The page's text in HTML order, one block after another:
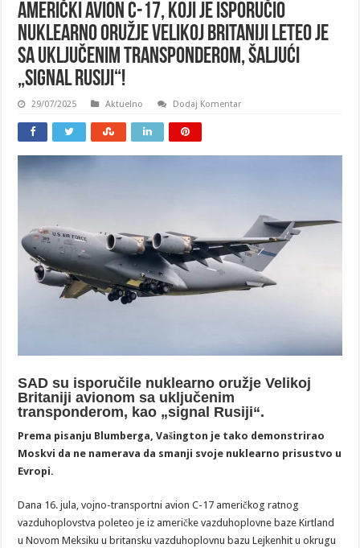
Američki avion C-17, koji je isporučio
nuklearno oružje Velikoj Britaniji leteo je
sa uključenim transponderom, šaljući
„signal Rusiji“!
29/07/2025 Aktuelno Dodaj Komentar
SAD su isporučile nuklearno oružje Velikoj
Britaniji avionom sa uključenim
transponderom, kao „signal Rusiji“.
Prema pisanju Blumberga, Vašington je tako demonstrirao
Moskvi da ne namerava da smanji svoje nuklearno prisustvo u
Evropi.
Dana 16. jula, vojno-transportni avion C-17 američkog ratnog
vazduhoplovstva poleteo je iz američke vazduhoplovne baze Kirtland
u Novom Meksiku u britansku vazduhoplovnu bazu Lejkenhit u okrugu